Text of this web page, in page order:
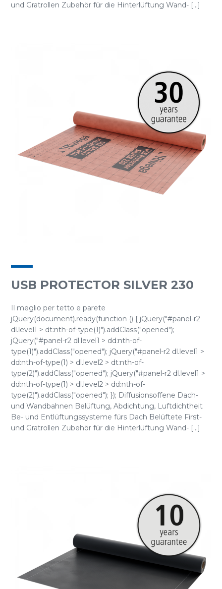
und Gratrollen Zubehör für die Hinterlüftung Wand- [...]
USB PROTECTOR SILVER 230
Il meglio per tetto e parete
jQuery(document).ready(function () { jQuery("#panel-r2
dl.level1 > dt:nth-of-type(1)").addClass("opened");
jQuery("#panel-r2 dl.level1 > dd:nth-of-
type(1)").addClass("opened"); jQuery("#panel-r2 dl.level1 >
dd:nth-of-type(1) > dl.level2 > dt:nth-of-
type(2)").addClass("opened"); jQuery("#panel-r2 dl.level1 >
dd:nth-of-type(1) > dl.level2 > dd:nth-of-
type(2)").addClass("opened"); }); Diffusionsoffene Dach-
und Wandbahnen Belüftung, Abdichtung, Luftdichtheit
Be- und Entlüftungssysteme fürs Dach Belüftete First-
und Gratrollen Zubehör für die Hinterlüftung Wand- [...]